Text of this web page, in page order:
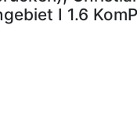
I 1.6